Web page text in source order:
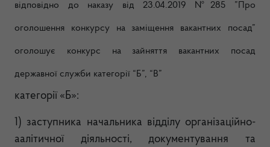
відповідно до наказу від 23.04.2019 №285 ”Про
оголошення конкурсу на заміщення вакантних посад”
оголошує конкурс на зайняття вакантних посад
державної служби категорії “Б”, “В”
категорії «Б»:
1) заступника начальника відділу організаційно-
аалітичної діяльності, документування та